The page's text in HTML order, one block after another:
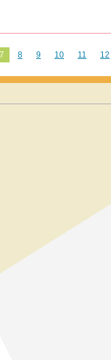
7 8 9 10 11 12